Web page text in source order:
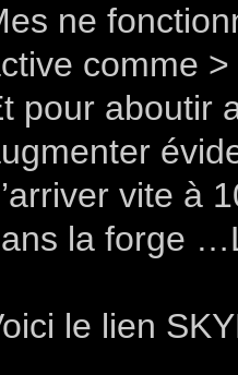
ne
comme
pour aboutir
vite à
la forge
le lien